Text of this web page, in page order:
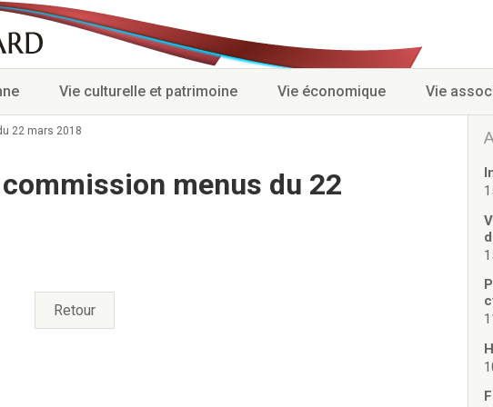
Vie culturelle et patrimoine Vie économique Vie
22 mars 2018
menus du 22
Retour